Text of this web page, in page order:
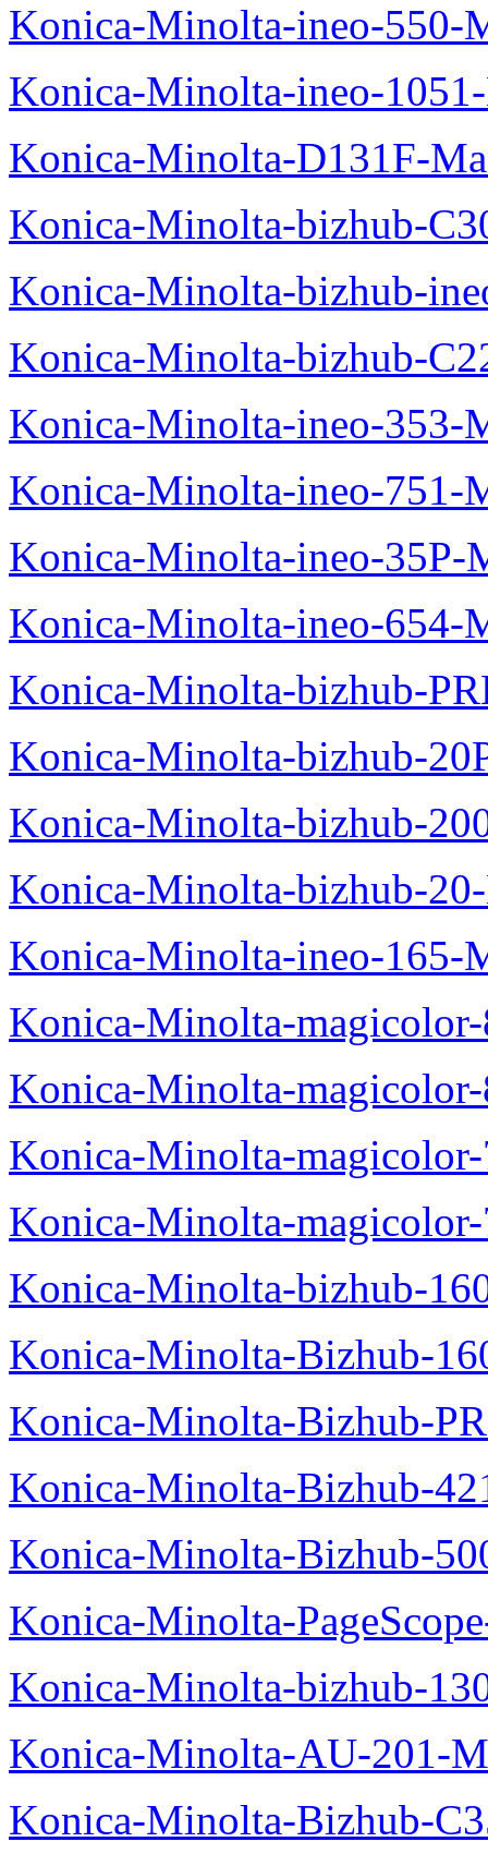
Konica-Minolta-ineo-550-
Konica-Minolta-ineo-
Konica-Minolta-D131F-
Konica-Minolta-bizhub-
Konica-Minolta-bizhub-
Konica-Minolta-bizhub-
Konica-Minolta-ineo-353-
Konica-Minolta-ineo-751-
Konica-Minolta-ineo-35P-
Konica-Minolta-ineo-654-
Konica-Minolta-bizhub-
Konica-Minolta-bizhub-
Konica-Minolta-bizhub-
Konica-Minolta-bizhub-
Konica-Minolta-ineo-165-
Konica-Minolta-
Konica-Minolta-
Konica-Minolta-
Konica-Minolta-
Konica-Minolta-bizhub-
Konica-Minolta-Bizhub-
Konica-Minolta-Bizhub-
Konica-Minolta-Bizhub-
Konica-Minolta-Bizhub-
Konica-Minolta-
Konica-Minolta-bizhub-
Konica-Minolta-AU-201-
Konica-Minolta-Bizhub-